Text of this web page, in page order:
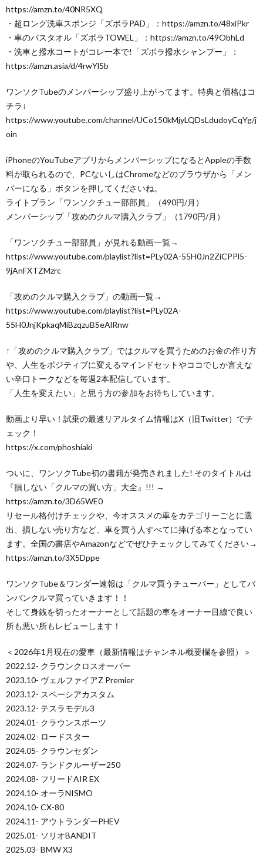
https://amzn.to/40NR5XQ
・超ロング洗車スポンジ「ズボラPAD」：https://amzn.to/48xiPkr
・車のバスタオル「ズボラTOWEL」：https://amzn.to/49ObhLd
・洗車と撥水コートがコレ一本で!「ズボラ撥水シャンプー」：
https://amzn.asia/d/4rwYl5b
ワンソクTubeのメンバーシップ盛り上がってます。特典と価格はコ
チラ↓
https://www.youtube.com/channel/UCo150kMjyLQDsLdudoyCqYg/j
oin
iPhoneのYouTubeアプリからメンバーシップになるとAppleの手数
料が取られるので、PCないしはChromeなどのブラウザから「メン
バーになる」ボタンを押してくださいね。
ライトプラン「ワンソクチュー部部員」（490円/月）
メンバーシップ「攻めのクルマ購入クラブ」（1790円/月）
「ワンソクチュー部部員」が見れる動画一覧→
https://www.youtube.com/playlist?list=PLy02A-55H0Jn2ZiCPPl5-
9jAnFXTZMzrc
「攻めのクルマ購入クラブ」の動画一覧→
https://www.youtube.com/playlist?list=PLy02A-
55H0JnjKpkaqMiBzqzuBSeAlRnw
↑「攻めのクルマ購入クラブ」ではクルマを買うためのお金の作り方
や、人生をポジティブに変えるマインドセットやココでしか言えな
い辛口トークなどを毎週2本配信しています。
「人生を変えたい」と思う方の参加をお待ちしています。
動画より早い！試乗の最速リアルタイム情報はX（旧Twitter）でチ
ェック！
https://x.com/phoshiaki
ついに、ワンソクTube初の書籍が発売されました! そのタイトルは
『損しない「クルマの買い方」大全』!!! →
https://amzn.to/3D65WE0
リセール格付けチェックや、今オススメの車をカテゴリーごとに選
出、損しない売り方など、車を買う人すべてに捧げる本となってい
ます。全国の書店やAmazonなどでぜひチェックしてみてください→
https://amzn.to/3X5Dppe
ワンソクTube＆ワンダー速報は「クルマ買うチューバー」としてバ
ンバンクルマ買っていきます！！
そして身銭を切ったオーナーとして話題の車をオーナー目線で良い
所も悪い所もレビューします！
＜2026年1月現在の愛車（最新情報はチャンネル概要欄を参照）＞
2022.12- クラウンクロスオーバー
2023.10- ヴェルファイアZ Premier
2023.12- スペーシアカスタム
2023.12- テスラモデル3
2024.01- クラウンスポーツ
2024.02- ロードスター
2024.05- クラウンセダン
2024.07- ランドクルーザー250
2024.08- フリードAIR EX
2024.10- オーラNISMO
2024.10- CX-80
2024.11- アウトランダーPHEV
2025.01- ソリオBANDIT
2025.03- BMW X3